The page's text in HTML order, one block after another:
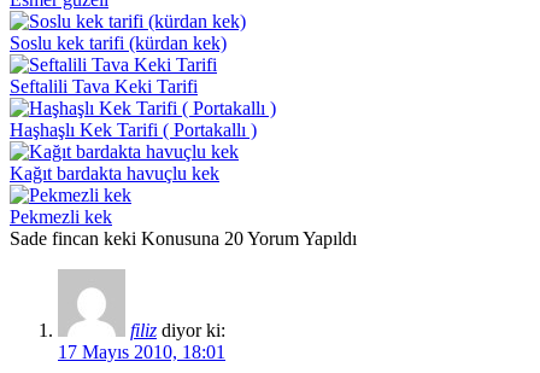
Soslu kek tarifi (kürdan kek)
Seftalili Tava Keki Tarifi
Haşhaşlı Kek Tarifi ( Portakallı )
Kağıt bardakta havuçlu kek
Pekmezli kek
Sade fincan keki Konusuna 20 Yorum Yapıldı
filiz diyor ki:
17 Mayıs 2010, 18:01